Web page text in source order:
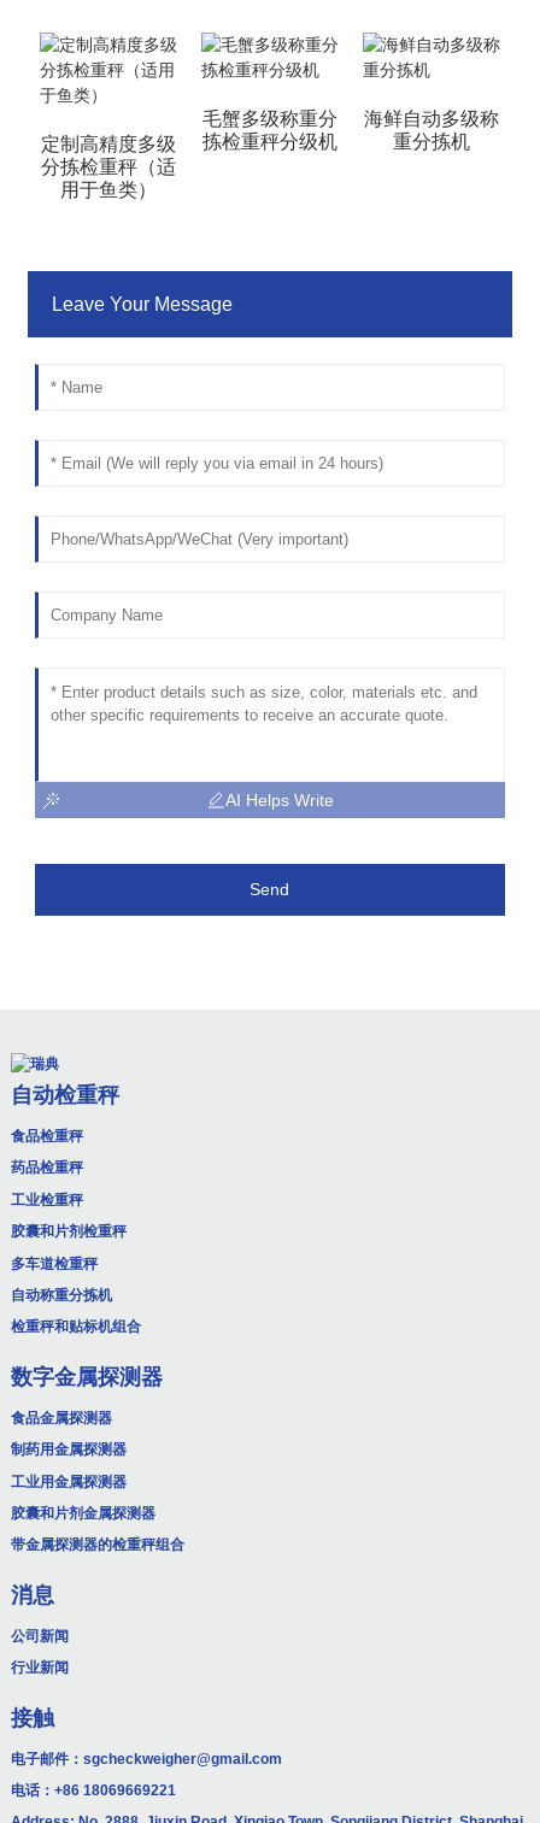
定制高精度多级
分拣检重秤（适
用于鱼类）
毛蟹多级称重分
拣检重秤分级机
海鲜自动多级称
重分拣机
Leave Your Message
AI Helps Write
Send
自动检重秤
食品检重秤
药品检重秤
工业检重秤
胶囊和片剂检重秤
多车道检重秤
自动称重分拣机
检重秤和贴标机组合
数字金属探测器
食品金属探测器
制药用金属探测器
工业用金属探测器
胶囊和片剂金属探测器
带金属探测器的检重秤组合
消息
公司新闻
行业新闻
接触
电子邮件： sgcheckweigher@gmail.com
电话： +86 18069669221